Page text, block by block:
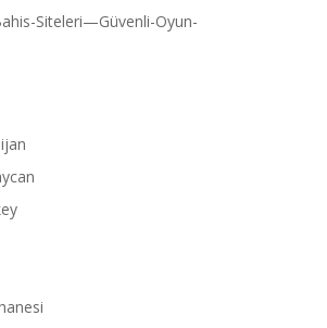
Siteleri—Güvenli-Oyun-